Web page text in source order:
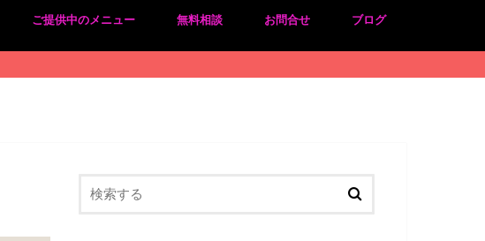
ご提供中のメニュー 無料相談 お問合せ ブログ